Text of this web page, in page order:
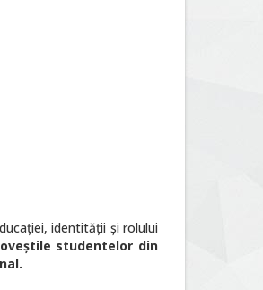
identității și rolului
studentelor din